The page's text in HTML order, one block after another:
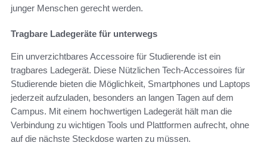
junger Menschen gerecht werden.
Tragbare Ladegeräte für unterwegs
Ein unverzichtbares Accessoire für Studierende ist ein
tragbares Ladegerät. Diese Nützlichen Tech-Accessoires für
Studierende bieten die Möglichkeit, Smartphones und Laptops
jederzeit aufzuladen, besonders an langen Tagen auf dem
Campus. Mit einem hochwertigen Ladegerät hält man die
Verbindung zu wichtigen Tools und Plattformen aufrecht, ohne
auf die nächste Steckdose warten zu müssen.